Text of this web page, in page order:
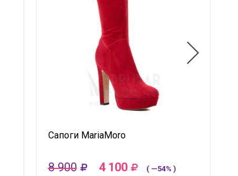
Сапоги MariaMoro
8 900 4 100 ( —54% )